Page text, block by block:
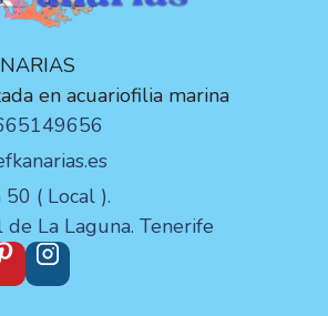
en acuariofilia marina
( Local ).
de La Laguna. Tenerife